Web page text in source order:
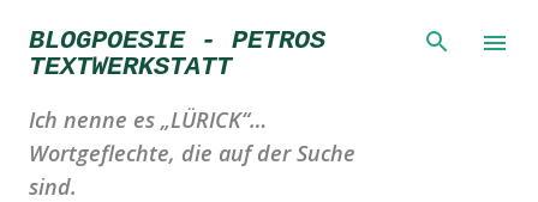
Direkt zum Hauptbereich
BLOGPOESIE - PETROS
TEXTWERKSTATT
Ich nenne es „LÜRICK“…
Wortgeflechte, die auf der Suche
sind.